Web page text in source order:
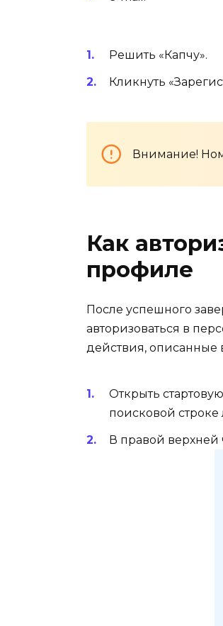
Решить «Капчу».
Кликнуть
Внимание!
Как
профиле
После успешного
авторизоваться в
действия, описанные
Открыть
поисковой
В правой верхней